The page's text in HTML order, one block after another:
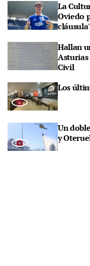
La
Oviedo
cláusula'
Hallan
Asturias
Civil
Los
Un
y